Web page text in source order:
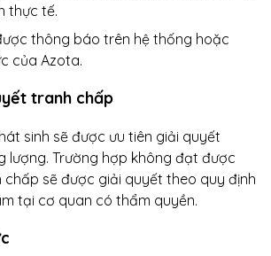
thực tế.
thông báo trên hệ thống hoặc
của Azota.
tranh chấp
sinh sẽ được ưu tiên giải quyết
lượng. Trường hợp không đạt được
sẽ được giải quyết theo quy định
tại cơ quan có thẩm quyền.